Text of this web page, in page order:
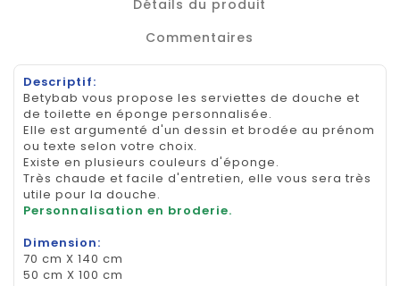
Détails du produit
Commentaires
Descriptif:
Betybab vous propose les serviettes de douche et
de toilette en éponge personnalisée.
Elle est argumenté d'un dessin et brodée au prénom
ou texte selon votre choix.
Existe en plusieurs couleurs d'éponge.
Très chaude et facile d'entretien, elle vous sera très
utile pour la douche.
Personnalisation en broderie.
Dimension:
70 cm X 140 cm
50 cm X 100 cm